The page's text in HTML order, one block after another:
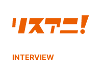
INTERVIEW